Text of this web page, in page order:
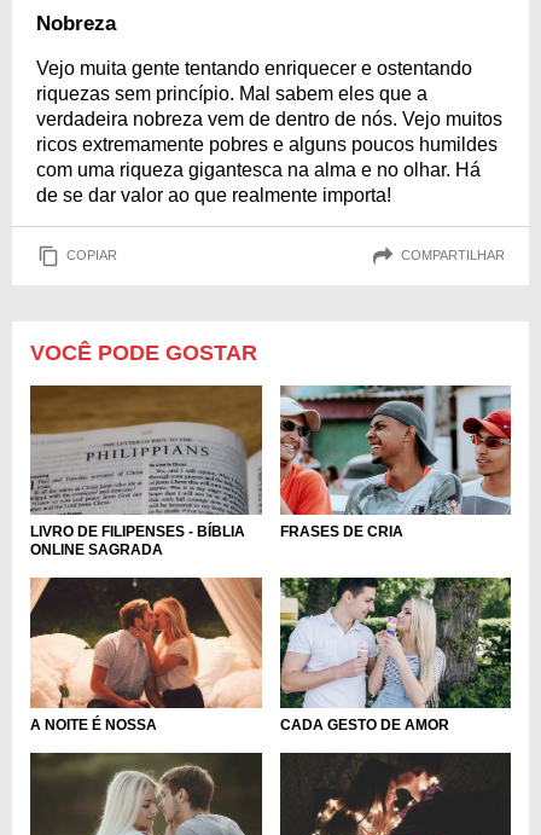
Nobreza
Vejo muita gente tentando enriquecer e ostentando
riquezas sem princípio. Mal sabem eles que a
verdadeira nobreza vem de dentro de nós. Vejo muitos
ricos extremamente pobres e alguns poucos humildes
com uma riqueza gigantesca na alma e no olhar. Há
de se dar valor ao que realmente importa!
COPIAR COMPARTILHAR
VOCÊ PODE GOSTAR
LIVRO DE FILIPENSES - BÍBLIA
ONLINE SAGRADA
FRASES DE CRIA
A NOITE É NOSSA CADA GESTO DE AMOR